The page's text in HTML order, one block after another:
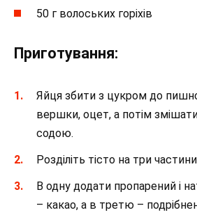
50 г волоських горіхів
Приготування:
Яйця збити з цукром до
вершки, оцет, а потім
содою.
Розділіть тісто на три
В одну додати пропарений і
– какао, а в третю –